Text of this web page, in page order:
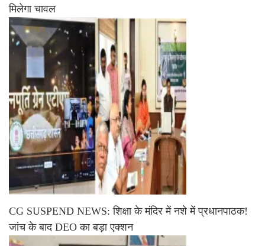
मिलेगा चावल
CG SUSPEND NEWS: शिक्षा के मंदिर में नशे में प्रधानपाठक!
जांच के बाद DEO का बड़ा एक्शन